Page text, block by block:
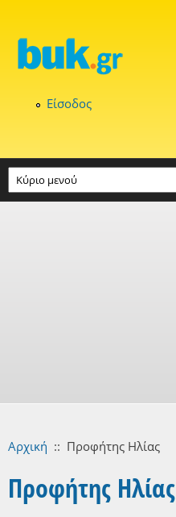
Είσοδος
Αρχική :: Προφήτης Ηλίας
Προφήτης Ηλίας